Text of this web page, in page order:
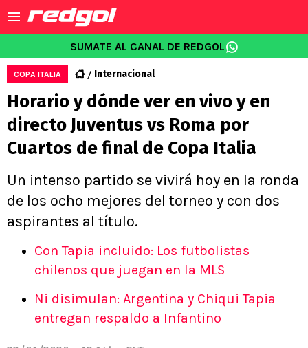
SUMATE AL CANAL DE REDGOL
COPA ITALIA Internacional
Horario y dónde ver en vivo y en
directo Juventus vs Roma por
Cuartos de final de Copa Italia
Un intenso partido se vivirá hoy en la ronda
de los ocho mejores del torneo y con dos
aspirantes al título.
Con Tapia incluido: Los futbolistas
chilenos que juegan en la MLS
Ni disimulan: Argentina y Chiqui Tapia
entregan respaldo a Infantino